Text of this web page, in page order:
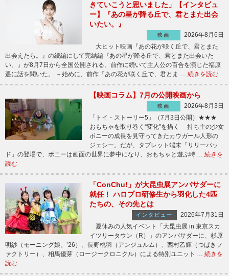
きていこうと思いました」【インタビュ
ー】『あの星が降る丘で、君とまた出会
いたい。』
映画
2026年8月6日
大ヒット映画『あの花が咲く丘で、君とまた
出会えたら。』の続編にして完結編『あの星が降る丘で、君とまた出会いた
い。』が8月7日から全国公開される。前作に続いて主人公の百合を演じた福原
遥に話を聞いた。 －始めに、前作『あの花が咲く丘で、君とま … 続きを読む
【映画コラム】7月の公開映画から
映画
2026年8月3日
「トイ・ストーリー5」（7月3日公開）★★★
おもちゃを取り巻く“変化”を描く 持ち主の少女
ボニーの成長を見守ってきたカウガール人形の
ジェシー。だが、タブレット端末「リリーパッ
ド」の登場で、ボニーは画面の世界に夢中になり、おもちゃと遊ぶ時 … 続きを
読む
「ConChu!」が大昆虫展アンバサダーに
就任！ ハロプロ研修生から羽化した4匹
たちの、その先とは
インタビュー
2026年7月31日
夏休みの人気イベント「大昆虫展 in 東京スカ
イツリータウン（R）」のアンバサダーに、杉原
明紗（モーニング娘。’26）、長野桃羽（アンジュルム）、西村乙輝（つばきフ
ァクトリー）、相馬優芽（ロージークロニクル）による特別ユニット … 続きを
読む